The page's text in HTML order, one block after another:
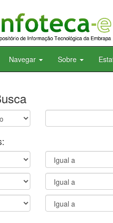
Navegar Sobre